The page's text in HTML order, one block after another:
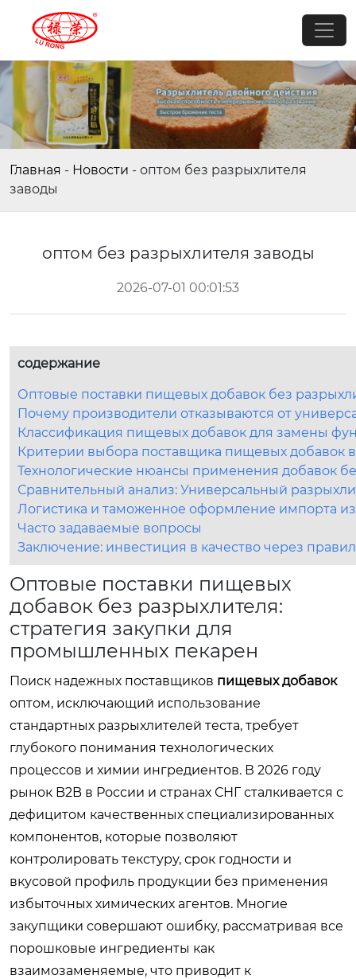
Главная - Новости - оптом без разрыхлителя
заводы
оптом без разрыхлителя заводы
2026-07-01 00:01:53
содержание
Оптовые поставки пищевых добавок без
Почему производители отказываются от
Классификация пищевых добавок для замены
Критерии выбора поставщика пищевых добавок
Технологические нюансы применения добавок
Сравнительный анализ: Универсальный
Логистика и таможенное оформление импорта
Часто задаваемые вопросы
Заключение: инвестиция в качество через
Оптовые поставки пищевых
добавок без разрыхлителя:
стратегия закупки для
промышленных пекарен
Поиск надежных поставщиков пищевых добавок
оптом, исключающий использование
стандартных разрыхлителей теста, требует
глубокого понимания технологических
процессов и химии ингредиентов. В 2026 году
рынок B2B в России и странах СНГ сталкивается с
дефицитом качественных специализированных
компонентов, которые позволяют
контролировать текстуру, срок годности и
вкусовой профиль продукции без применения
избыточных химических агентов. Многие
закупщики совершают ошибку, рассматривая все
порошковые ингредиенты как
взаимозаменяемые, что приводит к